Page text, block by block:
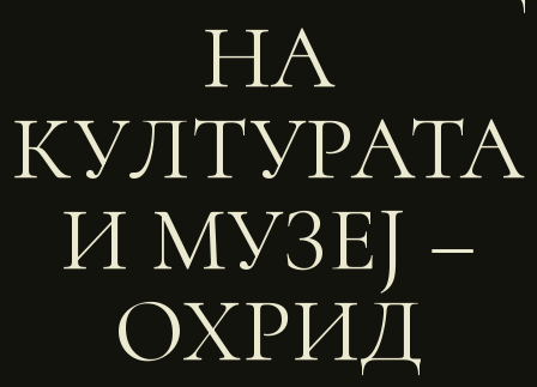
НА
КУЛТУРАТА
И МУЗЕЈ –
ОХРИД